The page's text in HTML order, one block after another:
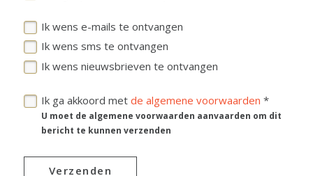
Ik wens e-mails te ontvangen
Ik wens sms te ontvangen
Ik wens nieuwsbrieven te ontvangen
Ik ga akkoord met de algemene voorwaarden *
U moet de algemene voorwaarden aanvaarden om dit
bericht te kunnen verzenden
Verzenden